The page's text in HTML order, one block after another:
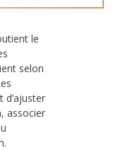
le
selon
d’ajuster
associer